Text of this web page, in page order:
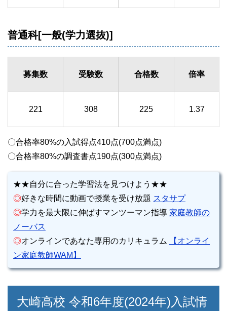
普通科[一般(学力選抜)]
募集数 受験数 合格数 倍率
221 308 225 1.37
〇合格率80%の入試得点410点(700点満点)
〇合格率80%の調査書点190点(300点満点)
★★自分に合った学習法を見つけよう★★
◎好きな時間に動画で授業を受け放題 スタサプ
◎学力を最大限に伸ばすマンツーマン指導 家庭教師の
ノーバス
◎オンラインであなた専用のカリキュラム
【オンライ
ン家庭教師WAM】
大崎高校 令和6年度(2024年)入試情